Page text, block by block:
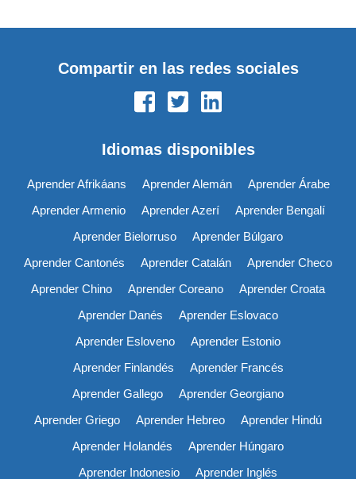
Compartir en las redes sociales
Idiomas disponibles
Aprender Afrikáans Aprender Alemán
Aprender Árabe
Aprender Armenio
Aprender Azerí
Aprender Bengalí
Aprender Bielorruso
Aprender Búlgaro
Aprender Cantonés
Aprender Catalán
Aprender Checo
Aprender Chino
Aprender Coreano
Aprender Croata
Aprender Danés
Aprender Eslovaco
Aprender Esloveno
Aprender Estonio
Aprender Finlandés
Aprender Francés
Aprender Gallego
Aprender Georgiano
Aprender Griego
Aprender Hebreo
Aprender Hindú
Aprender Holandés
Aprender Húngaro
Aprender Indonesio
Aprender Inglés